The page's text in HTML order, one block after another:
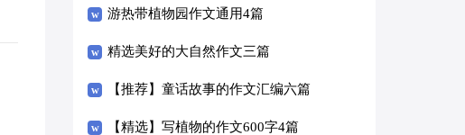
游热带植物园作文通用4篇
精选美好的大自然作文三篇
【推荐】童话故事的作文汇编六篇
【精选】写植物的作文600字4篇